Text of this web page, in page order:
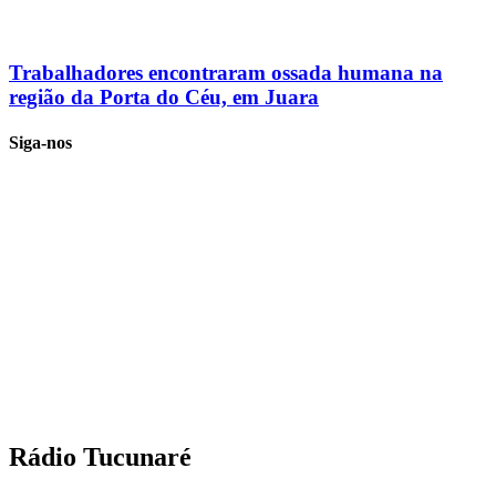
Trabalhadores encontraram ossada humana na
região da Porta do Céu, em Juara
Siga-nos
Rádio Tucunaré